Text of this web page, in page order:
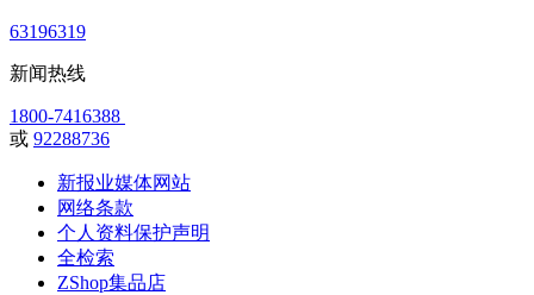
63196319
新闻热线
1800-7416388
或 92288736
新报业媒体网站
网络条款
个人资料保护声明
全检索
ZShop集品店